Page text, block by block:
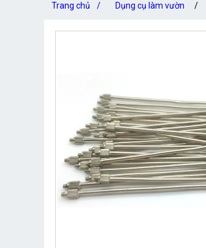
Trang chủ / Dụng cụ làm vườn /